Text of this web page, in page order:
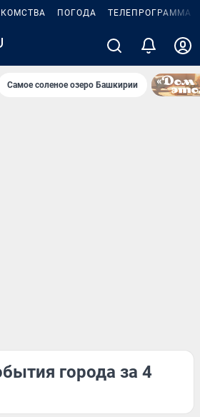
ПОГОДА ТЕЛЕПРОГРАММА
Самое соленое озеро Башкирии
города за 4